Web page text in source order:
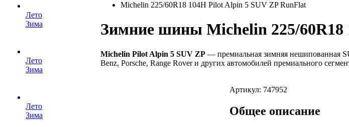
Лето
Зима
Лето
Зима
Лето
Зима
Michelin 225/60R18 104H Pilot Alpin 5 SUV ZP RunFlat
Зимние шины Michelin 225/
Michelin Pilot Alpin 5 SUV ZP — премиальная зимняя нешипованная
Benz, Porsche, Range Rover и других автомобилей премиального
Артикул: 747952
Общее описание